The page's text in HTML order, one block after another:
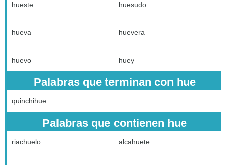
hueste huesudo
hueva huevera
huevo huey
Palabras que terminan con hue
quinchihue
Palabras que contienen hue
riachuelo alcahuete